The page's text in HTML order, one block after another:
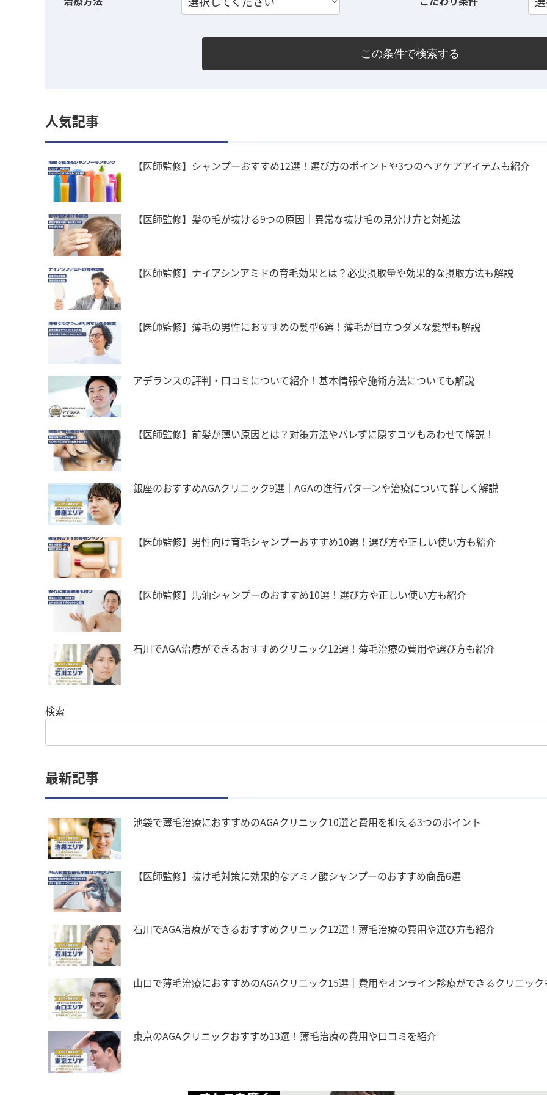
この条件で検索する
人気記事
【医師監修】シャンプーおすすめ12選！選び方のポイントや3つのヘアケアアイテムも紹介
【医師監修】髪の毛が抜ける9つの原因｜異常な抜け毛の見分け方と対処法
【医師監修】ナイアシンアミドの育毛効果とは？必要摂取量や効果的な摂取方法も解説
【医師監修】薄毛の男性におすすめの髪型6選！薄毛が目立つダメな髪型も解説
アデランスの評判・口コミについて紹介！基本情報や施術方法についても解説
【医師監修】前髪が薄い原因とは？対策方法やバレずに隠すコツもあわせて解説！
銀座のおすすめAGAクリニック9選｜AGAの進行パターンや治療について詳しく解説
【医師監修】男性向け育毛シャンプーおすすめ10選！選び方や正しい使い方も紹介
【医師監修】馬油シャンプーのおすすめ10選！選び方や正しい使い方も紹介
石川でAGA治療ができるおすすめクリニック12選！薄毛治療の費用や選び方も紹介
検索
最新記事
池袋で薄毛治療におすすめのAGAクリニック10選と費用を抑える3つのポイント
【医師監修】抜け毛対策に効果的なアミノ酸シャンプーのおすすめ商品6選
石川でAGA治療ができるおすすめクリニック12選！薄毛治療の費用や選び方も紹介
山口で薄毛治療におすすめのAGAクリニック15選｜費用やオンライン診療ができるクリニッ
東京のAGAクリニックおすすめ13選！薄毛治療の費用や口コミを紹介